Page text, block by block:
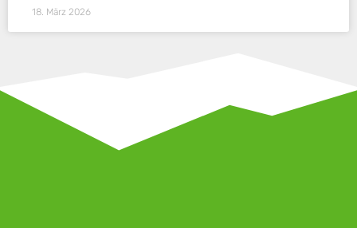
18. März 2026